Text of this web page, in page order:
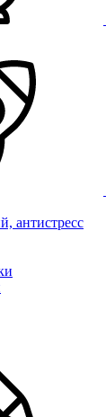
антистресс